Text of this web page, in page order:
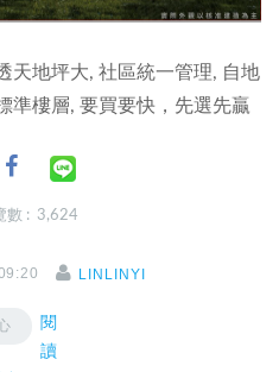
天地坪大, 社區統一管理, 自地
準樓層, 要買要快，先選先贏
數 : 3,624
LINLINYI
閱
讀